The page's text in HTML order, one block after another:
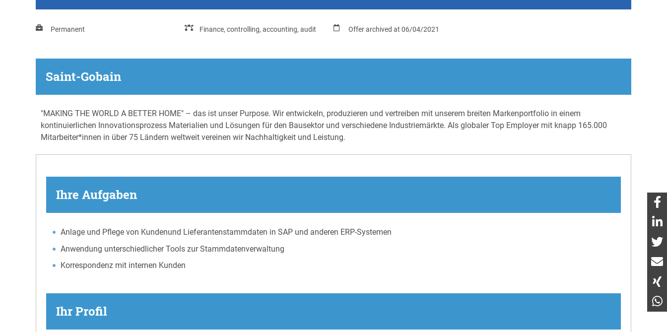
Permanent Finance, controlling, accounting, audit Offer archived at 06/04/2021
Saint-Gobain
"MAKING THE WORLD A BETTER HOME" – das ist unser Purpose. Wir entwickeln, produzieren und vertreiben mit unserem breiten Markenportfolio in einem
kontinuierlichen Innovationsprozess Materialien und Lösungen für den Bausektor und verschiedene Industriemärkte. Als globaler Top Employer mit knapp 165.000
Mitarbeiter*innen in über 75 Ländern weltweit vereinen wir Nachhaltigkeit und Leistung.
Ihre Aufgaben
Anlage und Pflege von Kundenund Lieferantenstammdaten in SAP und anderen ERP-Systemen
Anwendung unterschiedlicher Tools zur Stammdatenverwaltung
Korrespondenz mit internen Kunden
Ihr Profil